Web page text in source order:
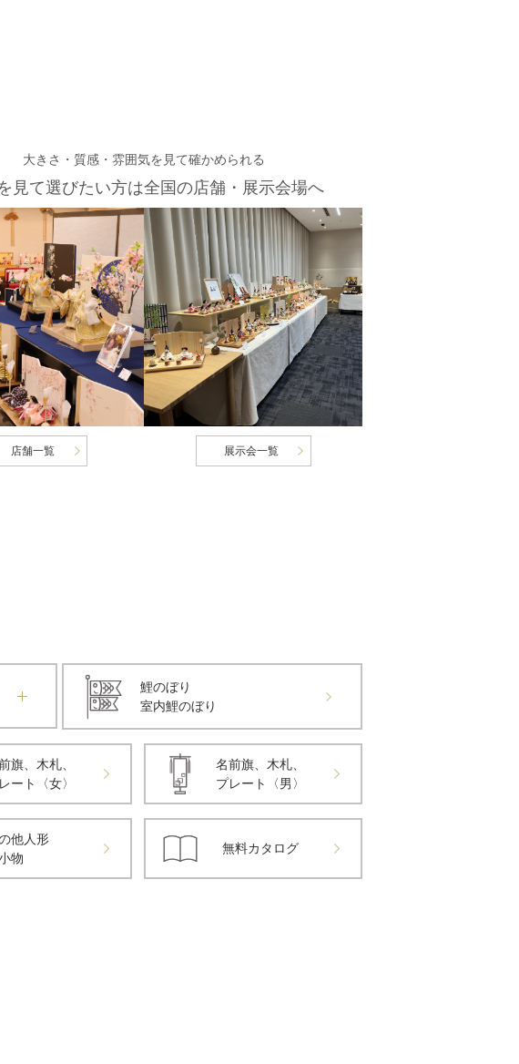
大きさ・質感・雰囲気を見て確かめられる
見て選びたい方は全国の店舗・展示会場へ
店舗一覧 展示会一覧
鯉のぼり
室内鯉のぼり
旗、木札、
ート〈女〉
名前旗、木札、
プレート〈男〉
他人形
物
無料カタログ